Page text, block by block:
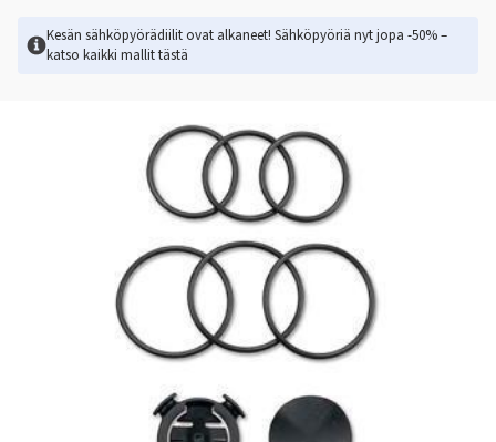
Kesän sähköpyörädiilit ovat alkaneet! Sähköpyöriä nyt jopa -50% –
katso kaikki mallittästä